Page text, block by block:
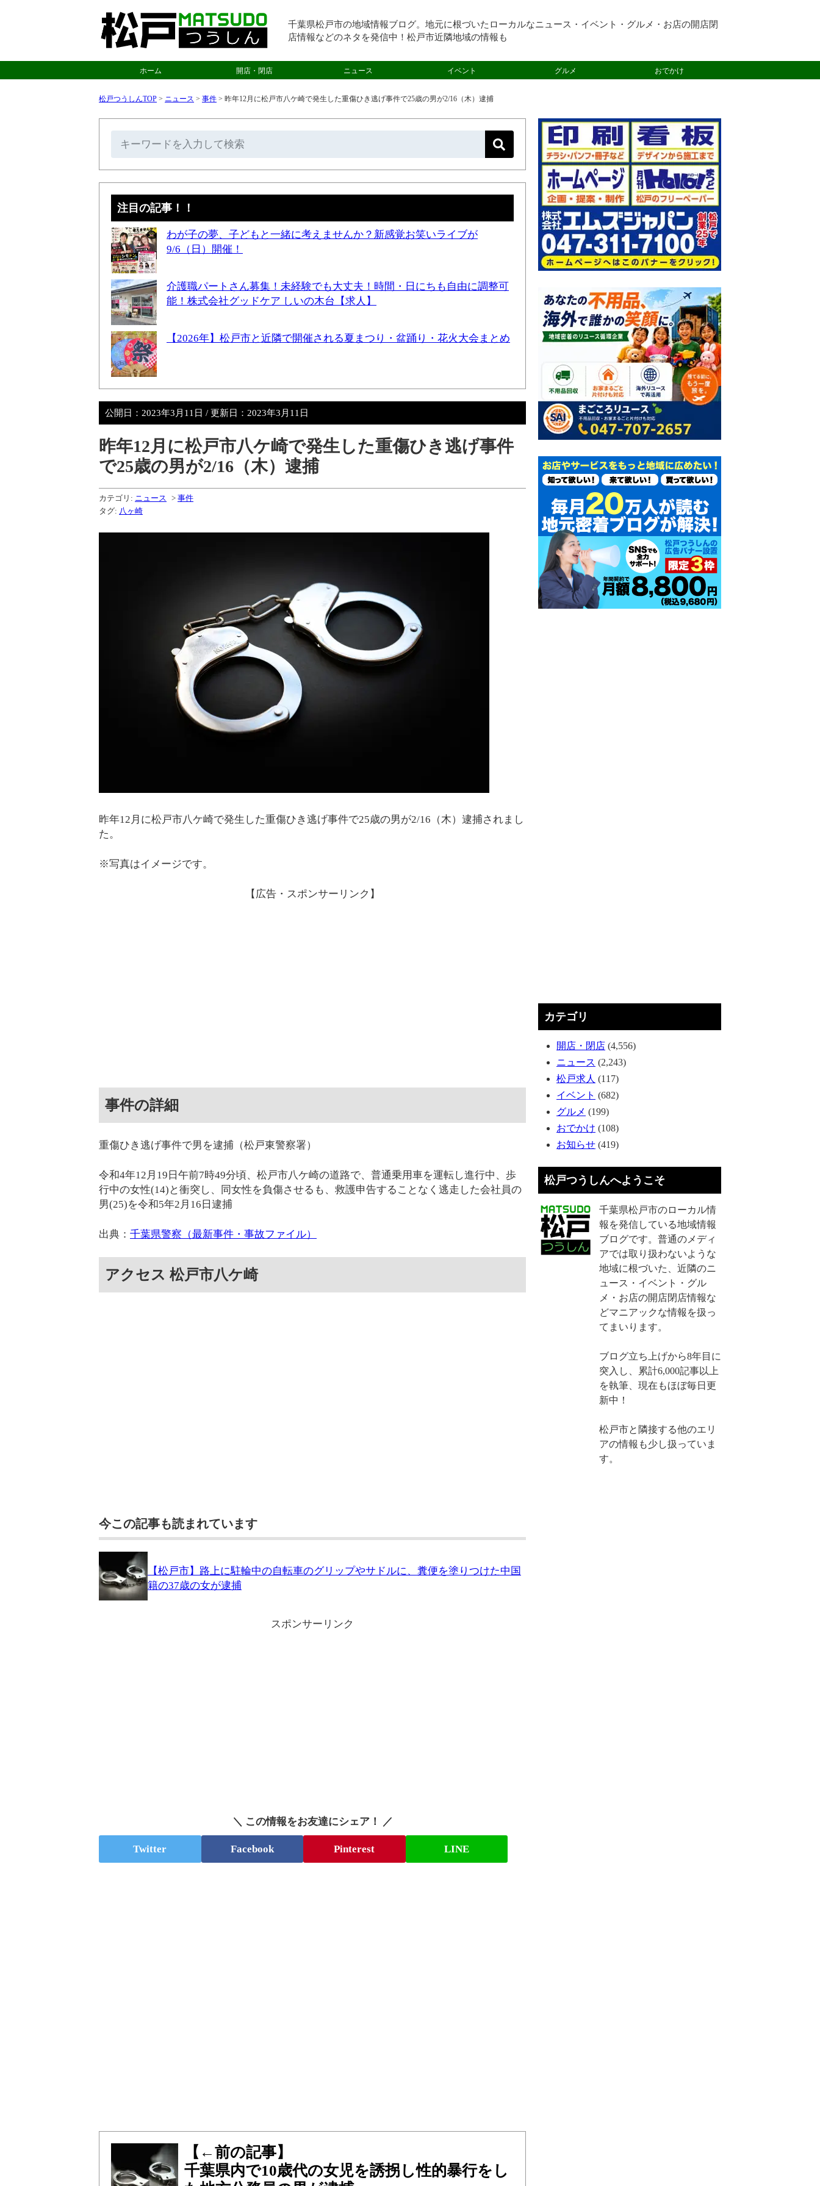
千葉県松戸市の地域情報ブログ。地元に根づいたローカルなニュース・イベント・グルメ・お店の開店閉
店情報などのネタを発信中！松戸市近隣地域の情報も
ホーム 開店・閉店 ニュース イベント グルメ おでかけ
松戸つうしんTOP > ニュース > 事件 > 昨年12月に松戸市八ケ崎で発生した重傷ひき逃げ事件で25歳の男が2/16（木）逮捕
注目の記事！！
わが子の夢、子どもと一緒に考えませんか？新感覚お笑いライブが
9/6（日）開催！
介護職パートさん募集！未経験でも大丈夫！時間・日にちも自由に調整可
能！株式会社グッドケア しいの木台【求人】
【2026年】松戸市と近隣で開催される夏まつり・盆踊り・花火大会まとめ
公開日： 2023年3月11日 / 更新日： 2023年3月11日
昨年12月に松戸市八ケ崎で発生した重傷ひき逃げ事件
で25歳の男が2/16（木）逮捕
カテゴリ: ニュース > 事件
タグ: 八ヶ崎
昨年12月に松戸市八ケ崎で発生した重傷ひき逃げ事件で25歳の男が2/16（木）逮捕されまし
た。
※写真はイメージです。
【広告・スポンサーリンク】
事件の詳細
重傷ひき逃げ事件で男を逮捕（松戸東警察署）
令和4年12月19日午前7時49分頃、松戸市八ケ崎の道路で、普通乗用車を運転し進行中、歩
行中の女性(14)と衝突し、同女性を負傷させるも、救護申告することなく逃走した会社員の
男(25)を令和5年2月16日逮捕
出典： 千葉県警察（最新事件・事故ファイル）
アクセス 松戸市八ケ崎
今この記事も読まれています
【松戸市】路上に駐輪中の自転車のグリップやサドルに、糞便を塗りつけた中国
籍の37歳の女が逮捕
スポンサーリンク
＼ この情報をお友達にシェア！ ／
Twitter Facebook Pinterest LINE
【←前の記事】
千葉県内で10歳代の女児を誘拐し性的暴行をし
カテゴリ
開店・閉店 (4,556)
ニュース (2,243)
松戸求人 (117)
イベント (682)
グルメ (199)
おでかけ (108)
お知らせ (419)
松戸つうしんへようこそ
千葉県松戸市のローカル情
報を発信している地域情報
ブログです。普通のメディ
アでは取り扱わないような
地域に根づいた、近隣のニ
ュース・イベント・グル
メ・お店の開店閉店情報な
どマニアックな情報を扱っ
てまいります。
ブログ立ち上げから8年目に
突入し、累計6,000記事以上
を執筆、現在もほぼ毎日更
新中！
松戸市と隣接する他のエリ
アの情報も少し扱っていま
す。